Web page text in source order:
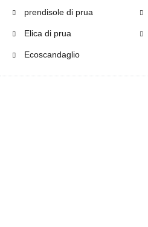
prendisole di prua
Elica di prua
Ecoscandaglio